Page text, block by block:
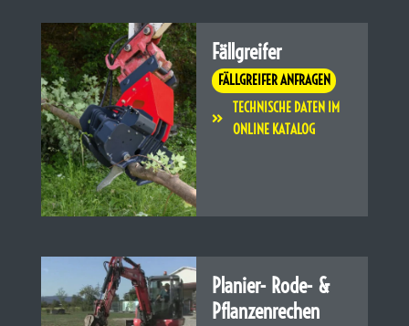
Fällgreifer
FÄLLGREIFER ANFRAGEN
TECHNISCHE DATEN IM
ONLINE KATALOG
Planier- Rode- &
Pflanzenrechen